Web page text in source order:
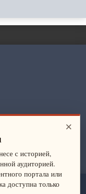
Все права защищены.
×
с историей,
аудиторией.
портала или
доступна только